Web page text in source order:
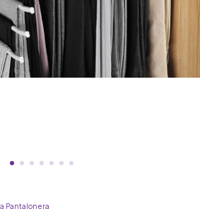
Pantalonera